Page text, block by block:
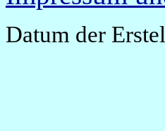
Datum der